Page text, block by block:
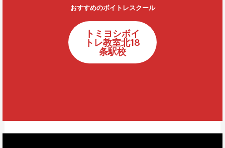
おすすめのボイトレスクール
トミヨシボイ
トレ教室北18
条駅校